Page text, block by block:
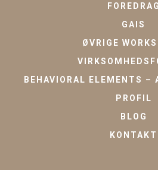
FOREDRAG
GAIS
ØVRIGE
BEHAVIORAL ELEMENTS –
PROFIL
BLOG
KONTAKT